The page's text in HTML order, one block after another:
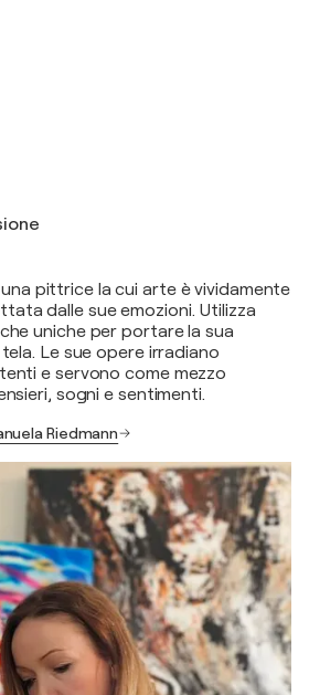
pittrice la cui arte è vividamente
dalle sue emozioni. Utilizza
uniche per portare la sua
Le sue opere irradiano
e servono come mezzo
sogni e sentimenti.
Riedmann